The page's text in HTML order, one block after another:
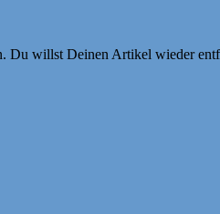
Du willst Deinen Artikel wieder